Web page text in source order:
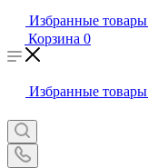
Избранные товары
Корзина 0
Избранные товары